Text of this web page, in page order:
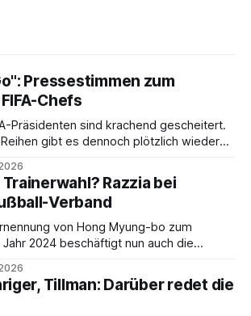
Pressestimmen zum
Chefs
Präsidenten sind krachend gescheitert.
gibt es dennoch plötzlich wieder
Razzia bei
Verband
von Hong Myung-bo zum
2024 beschäftigt nun auch die
Tillman: Darüber redet die